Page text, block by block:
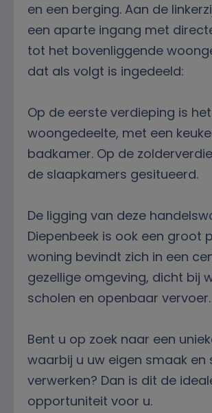
en een berging. Aan de
een aparte ingang met
tot het bovenliggende
dat als volgt is ingedeeld:
Op de eerste verdieping is het
woongedeelte, met een
badkamer. Op de
de slaapkamers gesitueerd.
De ligging van deze
Diepenbeek is ook een groot
woning bevindt zich in een
gezellige omgeving, dicht bij
scholen en openbaar vervoer.
Bent u op zoek naar een
waarbij u uw eigen smaak en
verwerken? Dan is dit de
opportuniteit voor u.